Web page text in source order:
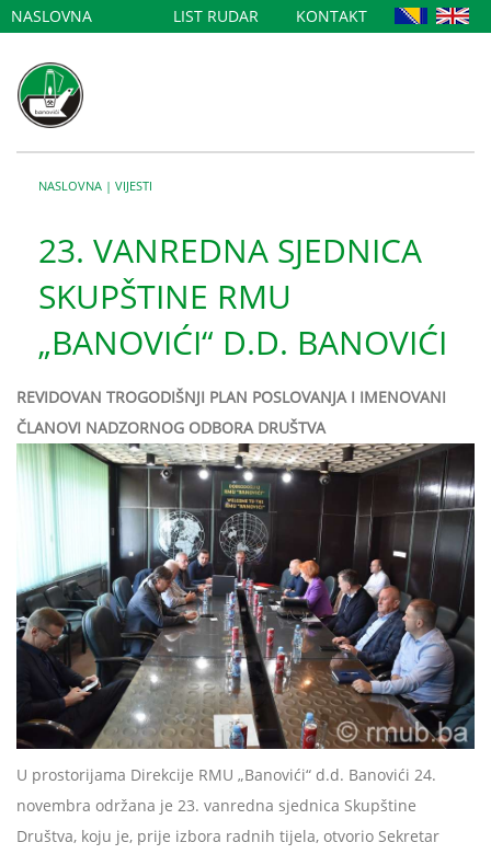
NASLOVNA LIST RUDAR KONTAKT
NASLOVNA | VIJESTI
23. VANREDNA SJEDNICA
SKUPŠTINE RMU
„BANOVIĆI“ D.D. BANOVIĆI
REVIDOVAN TROGODIŠNJI PLAN POSLOVANJA I IMENOVANI
ČLANOVI NADZORNOG ODBORA DRUŠTVA
U prostorijama Direkcije RMU „Banovići“ d.d. Banovići 24.
novembra održana je 23. vanredna sjednica Skupštine
Društva, koju je, prije izbora radnih tijela, otvorio Sekretar